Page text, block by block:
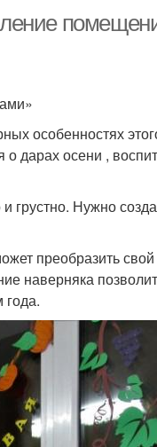
особенностях
дарах осени ,
грустно. Нужно
преобразить
наверняка